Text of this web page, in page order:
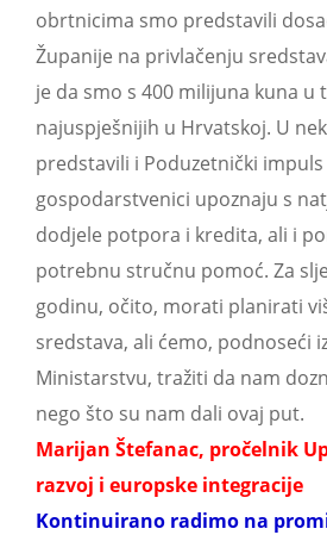
obrtnicima smo predstavili
Županije na privlačenju
je da smo s 400 milijuna kuna u
najuspješnijih u Hrvatskoj. U
predstavili i Poduzetnički
gospodarstvenici upoznaju s
dodjele potpora i kredita, ali i
potrebnu stručnu pomoć. Za
godinu, očito, morati planirati
sredstava, ali ćemo, podnoseći
Ministarstvu, tražiti da nam
nego što su nam dali ovaj put.
Marijan Štefanac, pročelnik
razvoj i europske integracije
Kontinuirano radimo na